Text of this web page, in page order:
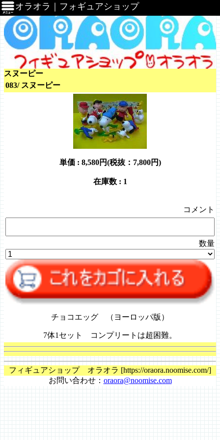
オラオラ｜フォギュアショップ
スヌーピー
083/ スヌーピー
単価 : 8,580円(税抜：7,800円)
在庫数 : 1
コメント
数量
チョコエッグ （ヨーロッパ版）
7体1セット コンプリートは超困難。
フィギュアショップ オラオラ [https://oraora.noomise.com/]
お問い合わせ： oraora@noomise.com